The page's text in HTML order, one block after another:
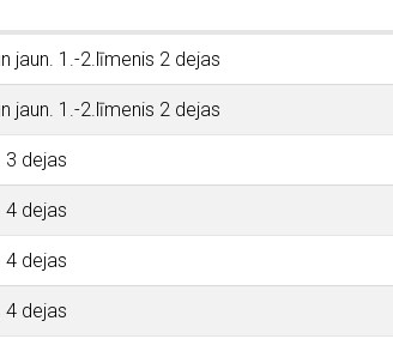
jaun. 1.-2.līmenis 2 dejas
jaun. 1.-2.līmenis 2 dejas
3 dejas
4 dejas
4 dejas
4 dejas